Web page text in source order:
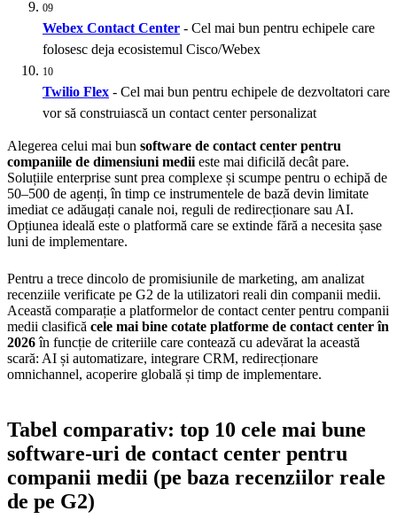
09
Webex Contact Center - Cel mai bun pentru echipele care
folosesc deja ecosistemul Cisco/Webex
10
Twilio Flex - Cel mai bun pentru echipele de dezvoltatori care
vor să construiască un contact center personalizat
Alegerea celui mai bun software de contact center pentru
companiile de dimensiuni medii este mai dificilă decât pare.
Soluțiile enterprise sunt prea complexe și scumpe pentru o echipă de
50–500 de agenți, în timp ce instrumentele de bază devin limitate
imediat ce adăugați canale noi, reguli de redirecționare sau AI.
Opțiunea ideală este o platformă care se extinde fără a necesita șase
luni de implementare.
Pentru a trece dincolo de promisiunile de marketing, am analizat
recenziile verificate pe G2 de la utilizatori reali din companii medii.
Această comparație a platformelor de contact center pentru companii
medii clasifică cele mai bine cotate platforme de contact center în
2026în funcție de criteriile care contează cu adevărat la această
scară: AI și automatizare, integrare CRM, redirecționare
omnichannel, acoperire globală și timp de implementare.
Tabel comparativ: top 10 cele mai bune
software-uri de contact center pentru
companii medii (pe baza recenziilor reale
de pe G2)